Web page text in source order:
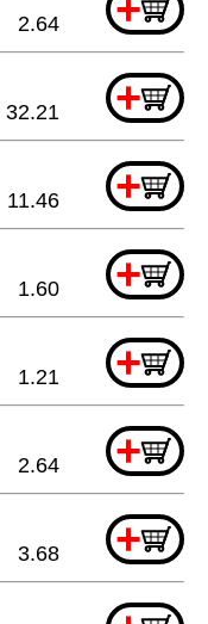
2.64
+
32.21
+
11.46
+
1.60
+
1.21
+
2.64
+
3.68